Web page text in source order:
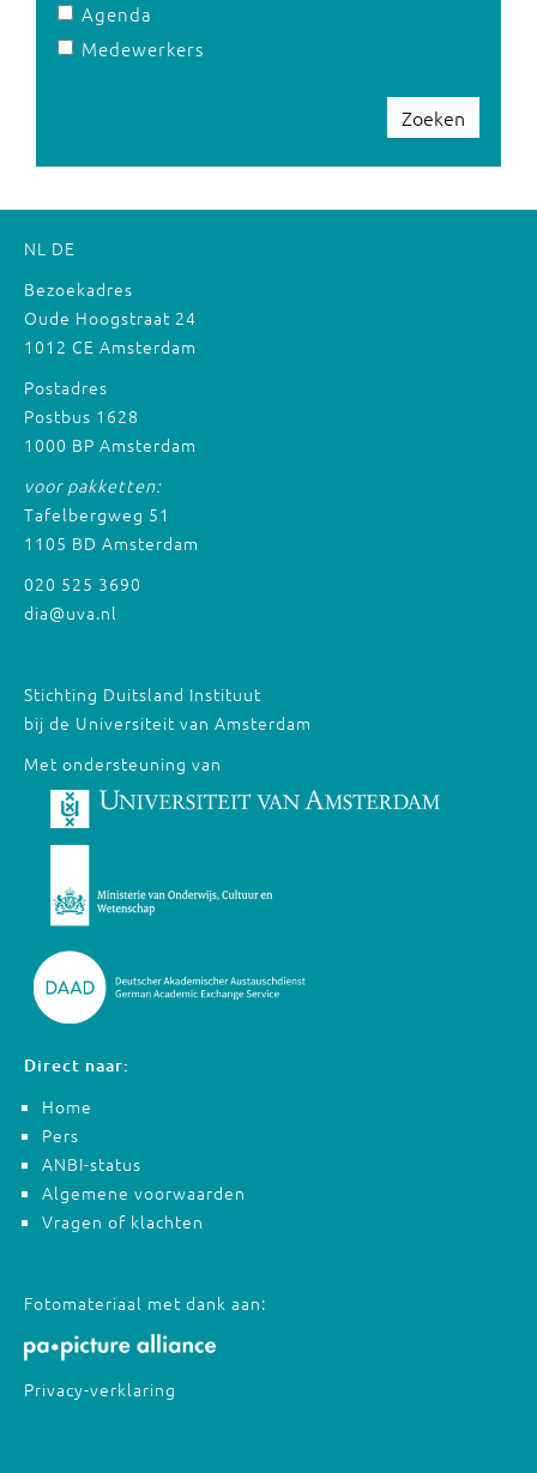
Agenda
Medewerkers
Zoeken
NL DE
Bezoekadres
Oude Hoogstraat 24
1012 CE Amsterdam
Postadres
Postbus 1628
1000 BP Amsterdam
voor pakketten:
Tafelbergweg 51
1105 BD Amsterdam
020 525 3690
dia@uva.nl
Stichting Duitsland Instituut
bij de Universiteit van Amsterdam
Met ondersteuning van
Direct naar:
Home
Pers
ANBI-status
Algemene voorwaarden
Vragen of klachten
Fotomateriaal met dank aan:
Privacy-verklaring